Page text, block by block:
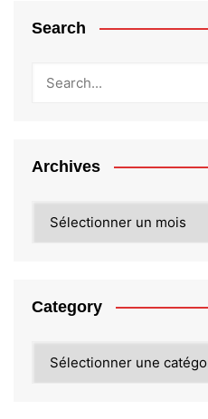
Search
Archives
Category